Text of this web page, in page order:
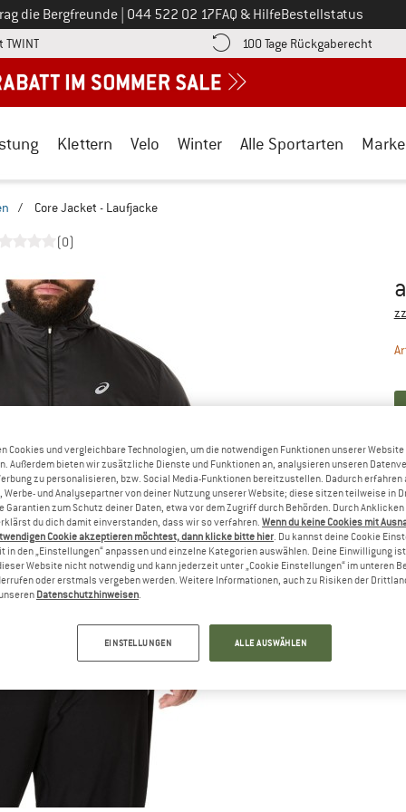
die Bergfreunde Ruf uns an unter
044 522 02 17FAQ & HilfeBestellstatus
Finde die Zahlungs-Infos hier! Öffnet sich in einer Infobox
100 Tage Rückgaberecht
Klettern Velo Winter Alle Sportarten
/ Core Jacket - Laufjacke
(0)
Cookies und vergleichbare Technologien, um die notwendigen Funktionen unserer Website
Außerdem bieten wir zusätzliche Dienste und Funktionen an, analysieren unseren
zu personalisieren, bzw. Social Media-Funktionen bereitzustellen. Dadurch erfahren
Werbe- und Analysepartner von deiner Nutzung unserer Website; diese sitzen teilweise in
Garantien zum Schutz deiner Daten, etwa vor dem Zugriff durch Behörden. Durch Anklicken
du dich damit einverstanden, dass wir so verfahren. Wenn du keine Cookies mit
Cookie akzeptieren möchtest, dann klicke bitte hier. Du kannst deine Cookie
in den „Einstellungen“ anpassen und einzelne Kategorien auswählen. Deine Einwilligung
Website nicht notwendig und kann jederzeit unter „Cookie Einstellungen“ im unteren
oder erstmals vergeben werden. Weitere Informationen, auch zu Risiken der
Datenschutzhinweisen.
EINSTELLUNGEN ALLE AUSWÄHLEN